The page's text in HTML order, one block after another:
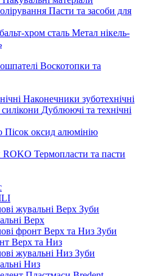
Пасти та засоби для
Метал нікель-
Воскотопки та
Наконечники зуботехнічні
Дублюючі та технічні
Пісок оксид алюмінію
Термопласти та пасти
Зуби
Верх
Зуби
Верх та Низ
Зуби
Низ